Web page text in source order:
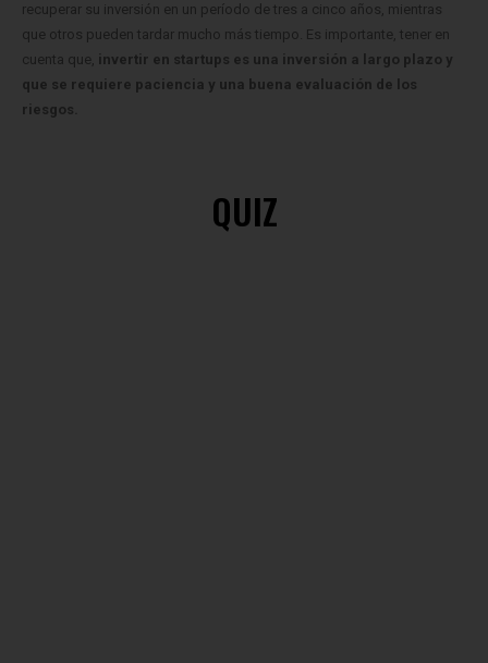
recuperar su inversión en un período de tres a cinco años, mientras
que otros pueden tardar mucho más tiempo. Es importante, tener en
cuenta que, invertir en startups es una inversión a largo plazo y
que se requiere paciencia y una buena evaluación de los
riesgos.
QUIZ